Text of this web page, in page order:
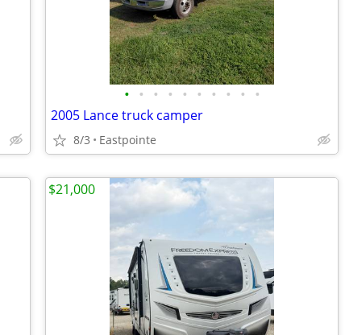
• • • • • • • • • •
2005 Lance truck camper
8/3 Eastpointe
$21,000